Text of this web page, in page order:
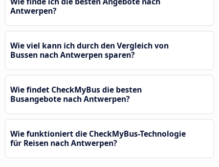
Antwerpen?
Wie viel kann ich durch den Vergleich von
Bussen nach Antwerpen sparen?
Wie findet CheckMyBus die besten
Busangebote nach Antwerpen?
Wie funktioniert die CheckMyBus-Technologie
für Reisen nach Antwerpen?